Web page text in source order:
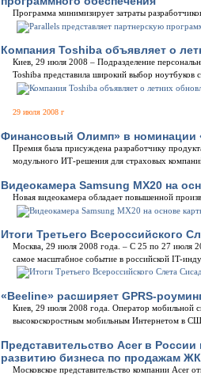
Программа минимизирует затраты
Компания Toshiba объявляет о
Киев, 29 июля 2008 – Подразделение
Toshiba представила широкий выбор ноутбуков
29 июля 2008 г
Финансовый Олимп» в номинации
Премия была присуждена разработчику
модульного ИТ-решения для страховых
Видеокамера Samsung MX20 на
Новая видеокамера обладает повышенной
Итоги Третьего Всероссийского
Москва, 29 июля 2008 года. – С 25 по 27 июля
самое масштабное событие в российской IT-
«Beeline» расширяет GPRS-
Киев, 29 июля 2008 года. Оператор мобильной
высокоскоростным мобильным Интернетом в
Представительство Acer в
развитию бизнеса по продажам
Московское представительство компании Acer